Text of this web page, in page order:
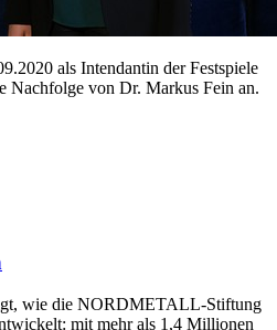
als Intendantin der Festspiele
Nachfolge von Dr. Markus Fein an.
wie die NORDMETALL-Stiftung
mit mehr als 1,4 Millionen